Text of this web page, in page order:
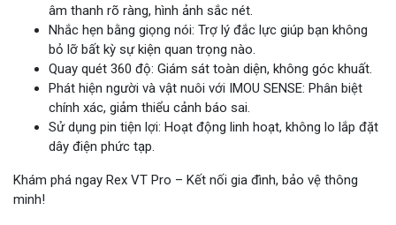
âm thanh rõ ràng, hình ảnh sắc nét.
Nhắc hẹn bằng giọng nói: Trợ lý đắc lực giúp bạn không
bỏ lỡ bất kỳ sự kiện quan trọng nào.
Quay quét 360 độ: Giám sát toàn diện, không góc khuất.
Phát hiện người và vật nuôi với IMOU SENSE: Phân biệt
chính xác, giảm thiểu cảnh báo sai.
Sử dụng pin tiện lợi: Hoạt động linh hoạt, không lo lắp đặt
dây điện phức tạp.
Khám phá ngay Rex VT Pro – Kết nối gia đình, bảo vệ thông
minh!